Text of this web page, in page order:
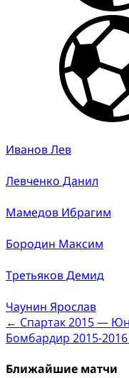
Иванов Лев
Левченко Данил
Мамедов Ибрагим
Бородин Максим
Третьяков Демид
Чаунин Ярослав
Post
navigation
← Спартак 2015 —
Бомбардир 2015-
Ближайшие матчи